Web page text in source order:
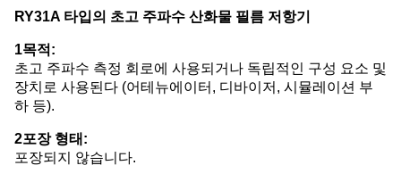
RY31A 타입의 초고 주파수 산화물 필름 저항기
1목적:
초고 주파수 측정 회로에 사용되거나 독립적인 구성 요소 및
장치로 사용된다 (어테뉴에이터, 디바이저, 시뮬레이션 부
하 등).
2포장 형태:
포장되지 않습니다.